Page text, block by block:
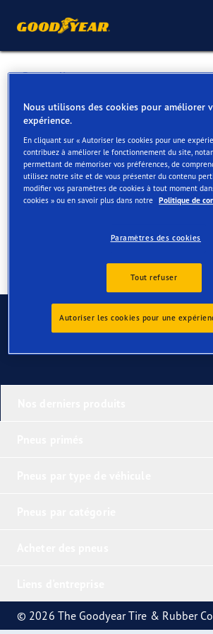
Retour liste
ETS ANTOINE & FILS
Services disponibles en ligne et en
Contact Services
Contactez-nous
© 2026 The Goodyear Tire & Rubber
Nous utilisons des cookies pour améliorer
expérience.
En cliquant sur « Autoriser les cookies pour une
contribuez à améliorer le fonctionnement du site,
permettant de mémoriser vos préférences, de
utilisez notre site et de vous présenter du contenu
modifier vos paramètres de cookies à tout moment
cookies » ou en savoir plus dans notre Politique de
Paramètres des cookies
Tout refuser
Autoriser les cookies pour une